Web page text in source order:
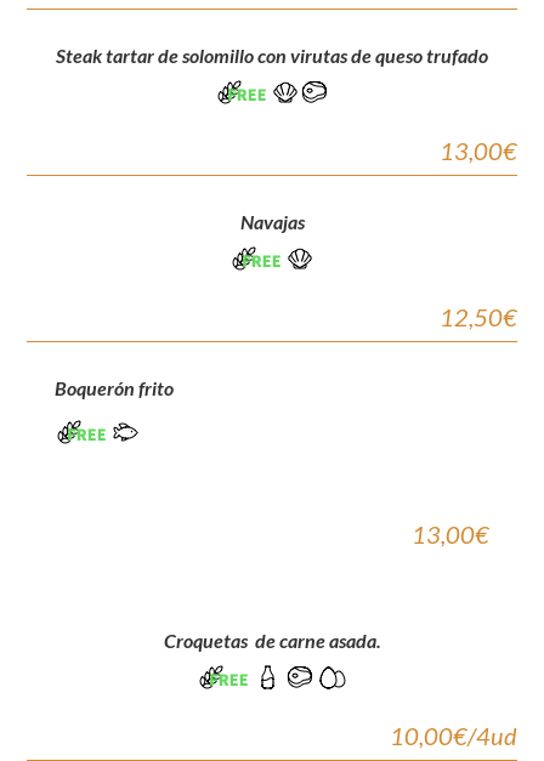
Steak tartar de solomillo con virutas de queso trufado
13,00€
Navajas
12,50€
Boquerón frito
13,00€
Croquetas de carne asada.
10,00€/4ud